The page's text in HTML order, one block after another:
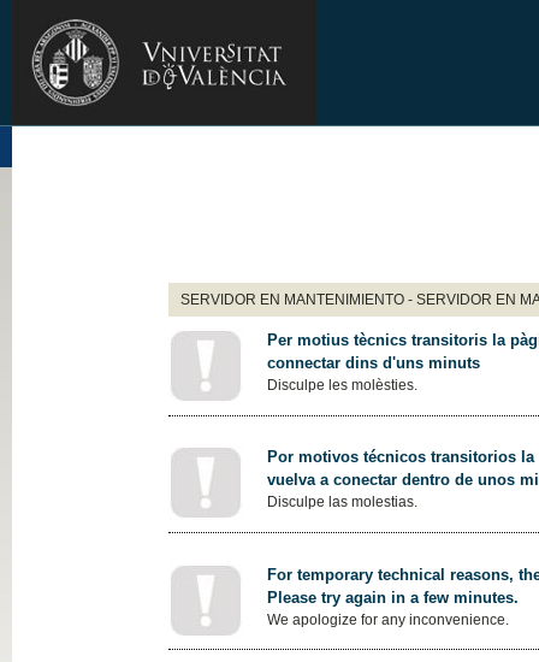
SERVIDOR EN MANTENIMIENTO - SERVIDOR EN
Per motius tècnics transitoris la
connectar dins d'uns minuts
Disculpe les molèsties.
Por motivos técnicos transitorios
vuelva a conectar dentro de unos
Disculpe las molestias.
For temporary technical reasons,
Please try again in a few minutes.
We apologize for any inconvenience.